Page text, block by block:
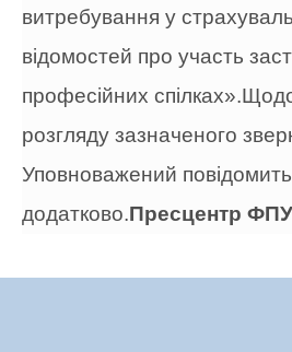
витребування у
відомостей про участь
професійних
розгляду зазначеного
Уповноважений
додатково.Пресцентр ФПУ